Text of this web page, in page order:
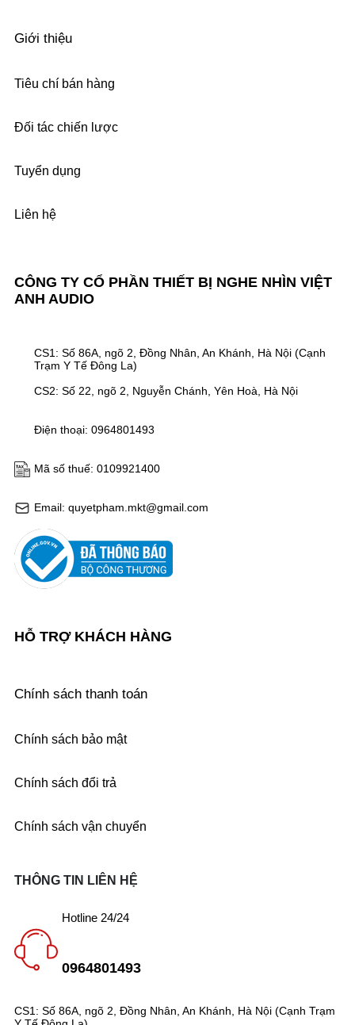
CÔNG TY CỔ PHẦN THIẾT BỊ NGHE NHÌN VIỆT
ANH AUDIO
Email: quyetpham.mkt@gmail.com
Mã số thuế: 0109921400
Điện thoại: 0964801493
CS1: Số 86A, ngõ 2, Đồng Nhân, An Khánh, Hà Nội (Cạnh
Trạm Y Tế Đông La)
CS2: Số 22, ngõ 2, Nguyễn Chánh, Yên Hoà, Hà Nội
Giới thiệu
Tiêu chí bán hàng
Đối tác chiến lược
Tuyển dụng
Liên hệ
HỖ TRỢ KHÁCH HÀNG
Chính sách thanh toán
Chính sách bảo mật
Chính sách đổi trả
Chính sách vận chuyển
CS1: Số 86A, ngõ 2, Đồng Nhân, An Khánh, Hà Nội (Cạnh Trạm
THÔNG TIN LIÊN HỆ
Hotline 24/24
0964801493